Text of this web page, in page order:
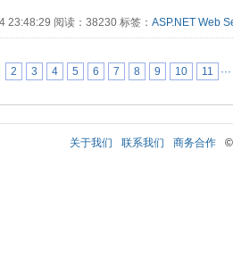
23:48:29 阅读：38230 标签： ASP.NET Web
2 3 4 5 6 7 8 9 10 11 ···
关于我们 联系我们 商务合作